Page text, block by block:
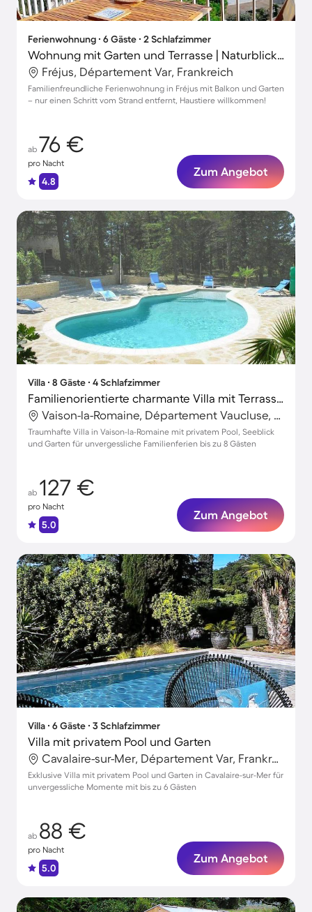
Ferienwohnung ∙ 6 Gäste ∙ 2 Schlafzimmer
Wohnung mit Garten und Terrasse | Naturblick | Ideal für Homeoffice
Fréjus, Département Var, Frankreich
Familienfreundliche Ferienwohnung in Fréjus mit Balkon und Garten
– nur einen Schritt vom Strand entfernt, Haustiere willkommen!
ab 76 €
pro Nacht
4.8
Zum Angebot
Villa ∙ 8 Gäste ∙ 4 Schlafzimmer
Familienorientierte charmante Villa mit Terrasse, privatem Pool und Garten | Seeblick | Haustierfreundlich
Vaison-la-Romaine, Département Vaucluse, Frankreich
Traumhafte Villa in Vaison-la-Romaine mit privatem Pool, Seeblick
und Garten für unvergessliche Familienferien bis zu 8 Gästen
ab 127 €
pro Nacht
5.0
Zum Angebot
Villa ∙ 6 Gäste ∙ 3 Schlafzimmer
Villa mit privatem Pool und Garten
Cavalaire-sur-Mer, Département Var, Frankreich
Exklusive Villa mit privatem Pool und Garten in Cavalaire-sur-Mer für
unvergessliche Momente mit bis zu 6 Gästen
ab 88 €
pro Nacht
5.0
Zum Angebot